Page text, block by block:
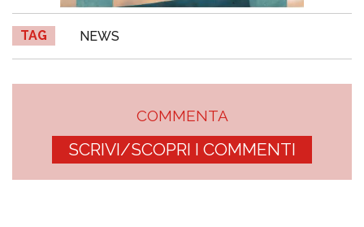
TAG NEWS
COMMENTA
SCRIVI/SCOPRI I COMMENTI